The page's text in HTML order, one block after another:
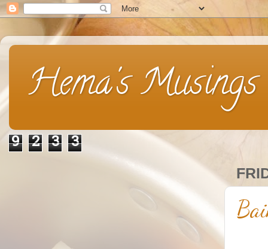
Hema's Musings
9 2 3 3